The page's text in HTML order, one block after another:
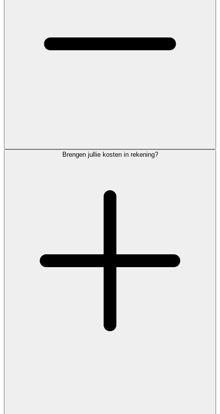
Brengen jullie kosten in rekening?